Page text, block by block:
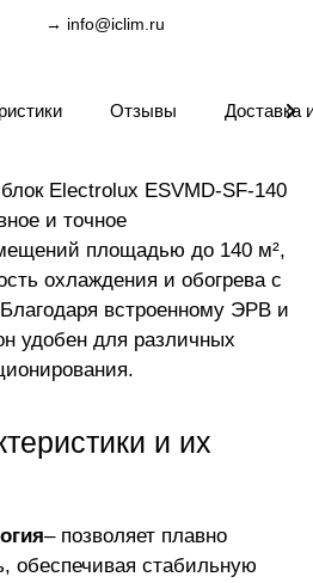
→ info@iclim.ru
Отзывы Доставка
Electrolux ESVMD-SF-140
и точное
площадью до 140 м²,
охлаждения и обогрева с
встроенному ЭРВ и
удобен для различных
и их
– позволяет плавно
обеспечивая стабильную